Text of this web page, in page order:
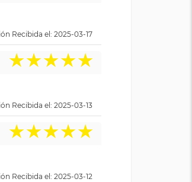
Recibida el: 2025-03-17
★★★★★
Recibida el: 2025-03-13
★★★★★
Recibida el: 2025-03-12